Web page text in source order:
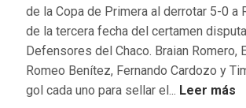
de la Copa de Primera al derrotar 5-0 a
de la tercera fecha del certamen
Defensores del Chaco. Braian Romero,
Romeo Benítez, Fernando Cardozo y
gol cada uno para sellar el... Leer más